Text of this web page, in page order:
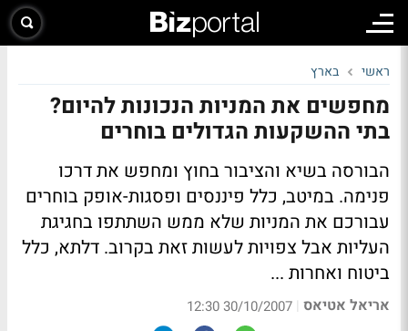
ראשי בארץ
מחפשים את המניות הנכונות להיום?
בתי ההשקעות הגדולים בוחרים
הבורסה בשיא והציבור בחוץ ומחפש את דרכו
פנימה. במיטב, כלל פיננסים ופסגות-אופק בוחרים
עבורכם את המניות שלא ממש השתתפו בחגיגת
העליות אבל צפויות לעשות זאת בקרוב. דלתא, כלל
ביטוח ואחרות ...
אריאל אטיאס |
30/10/2007 12:30